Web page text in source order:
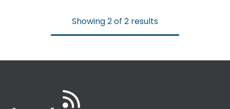
Showing 2 of 2 results